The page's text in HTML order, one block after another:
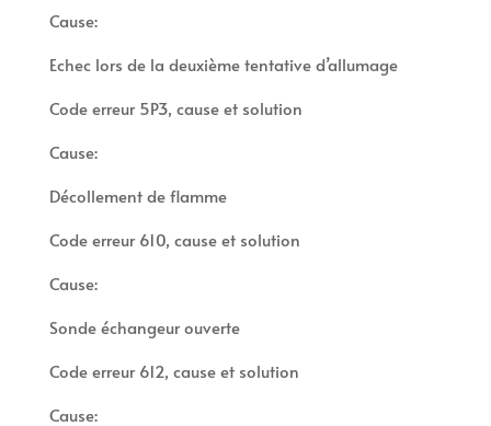
Cause:
Echec lors de la deuxième tentative d’allumage
Code erreur 5P3, cause et solution
Cause:
Décollement de flamme
Code erreur 610, cause et solution
Cause:
Sonde échangeur ouverte
Code erreur 612, cause et solution
Cause: